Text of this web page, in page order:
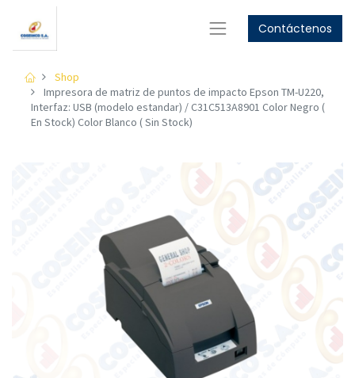
Contáctenos
Shop
Impresora de matriz de puntos de impacto Epson TM-U220,
Interfaz: USB (modelo estandar) / C31C513A8901 Color Negro (
En Stock) Color Blanco ( Sin Stock)
GET
Women's Collection
Shop Now
Men's Collection